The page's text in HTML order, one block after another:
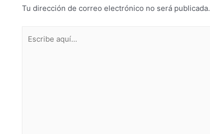
Tu dirección de correo electrónico no será publicada.